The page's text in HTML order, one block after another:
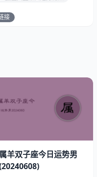
半）
接
羊双子座今日运势男